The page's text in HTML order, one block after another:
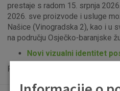
prestaje s radom 15. srpnja
2026. sve proizvode i usluge
Našice (Vinogradska 2), kao i u
na području Osječko-baranjske
Novi vizualni identitet
Popis uplatno-isplatnih